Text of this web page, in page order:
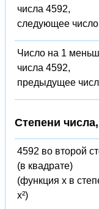
числа 4592,
следующее число
Число на 1
числа 4592,
предыдущее
Степени
4592 во второй
(в квадрате)
(функция x в
x²)